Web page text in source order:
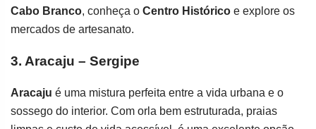
Cabo Branco, conheça o Centro Histórico e explore os
mercados de artesanato.
3. Aracaju – Sergipe
Aracaju é uma mistura perfeita entre a vida urbana e o
sossego do interior. Com orla bem estruturada, praias